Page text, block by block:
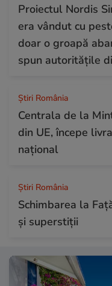
Proiectul Nordis
era vândut cu
doar o groapă
spun autoritățile
Știri România
Centrala de la
din UE, începe
național
Știri România
Schimbarea la
și superstiții